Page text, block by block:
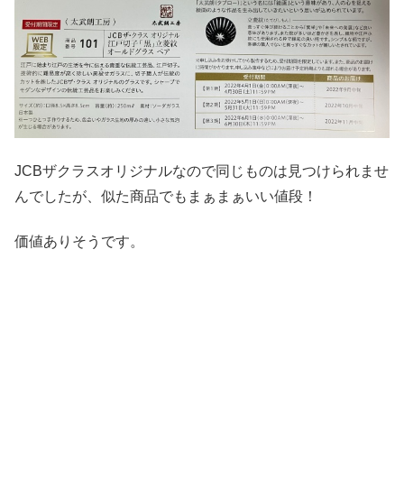
JCBザクラスオリジナルなので同じものは見つけられませ
んでしたが、似た商品でもまぁまぁいい値段！
価値ありそうです。